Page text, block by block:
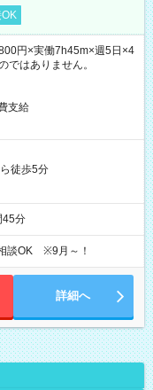
円×実働7h45m×週5日×4
はありません。
支給
徒歩5分
45分
談OK ※9月～！
詳細へ